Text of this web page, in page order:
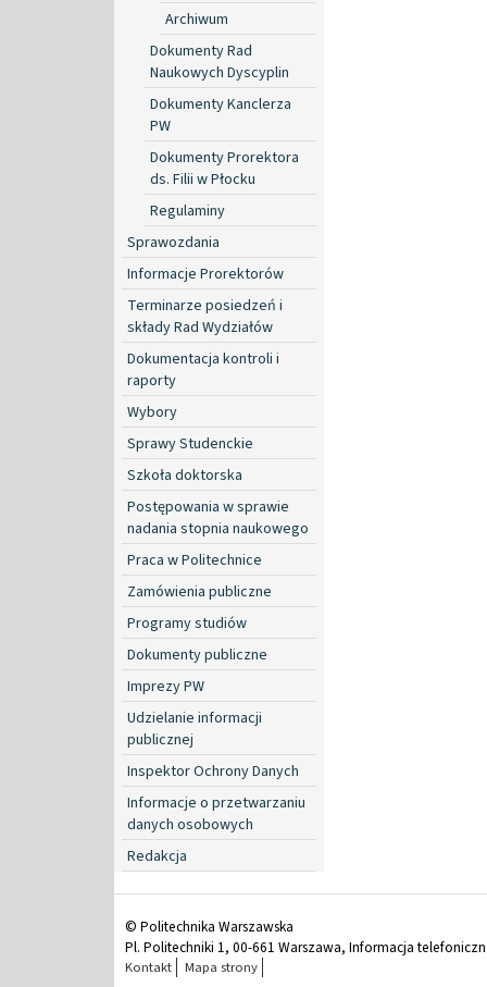
Archiwum
Dokumenty Rad
Naukowych Dyscyplin
Dokumenty Kanclerza
PW
Dokumenty Prorektora
ds. Filii w Płocku
Regulaminy
Sprawozdania
Informacje Prorektorów
Terminarze posiedzeń i
składy Rad Wydziałów
Dokumentacja kontroli i
raporty
Wybory
Sprawy Studenckie
Szkoła doktorska
Postępowania w sprawie
nadania stopnia naukowego
Praca w Politechnice
Zamówienia publiczne
Programy studiów
Dokumenty publiczne
Imprezy PW
Udzielanie informacji
publicznej
Inspektor Ochrony Danych
Informacje o przetwarzaniu
danych osobowych
Redakcja
© Politechnika Warszawska
Pl. Politechniki 1, 00-661 Warszawa, Informacja
Kontakt Mapa strony